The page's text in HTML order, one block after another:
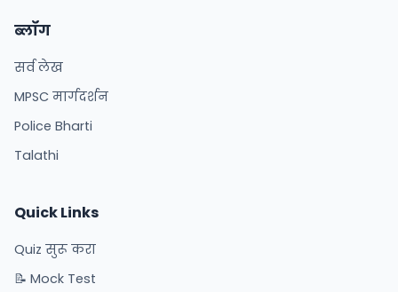
ब्लॉग
सर्व लेख
MPSC मार्गदर्शन
Police Bharti
Talathi
Quick Links
Quiz सुरू करा
📝 Mock Test